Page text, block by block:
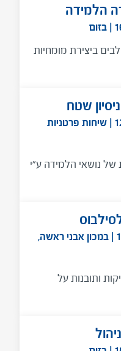
ביצירת מומחיות
יום א | 02.08.2026 | 09:00 - 12:00 | שיחות פרטניות
נושאי הלמידה ע"י
יום ג | 11.08.2026 | 09:30 - 13:00 | במכון אבני ראשה,
ותובנות על